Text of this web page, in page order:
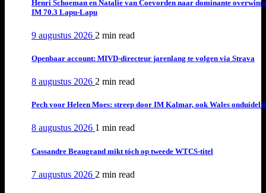
Henri Schoeman en Natalie van Coevorden naar dominante
IM 70.3 Lapu-Lapu
9 augustus 2026 2 min read
Openbaar account: MIVD-directeur jarenlang te volgen via Strava
8 augustus 2026 2 min read
Pech voor Heleen Moes: streep door IM Kalmar, ook Wales
8 augustus 2026 1 min read
Cassandre Beaugrand mikt tóch op tweede WTCS-titel
7 augustus 2026 2 min read